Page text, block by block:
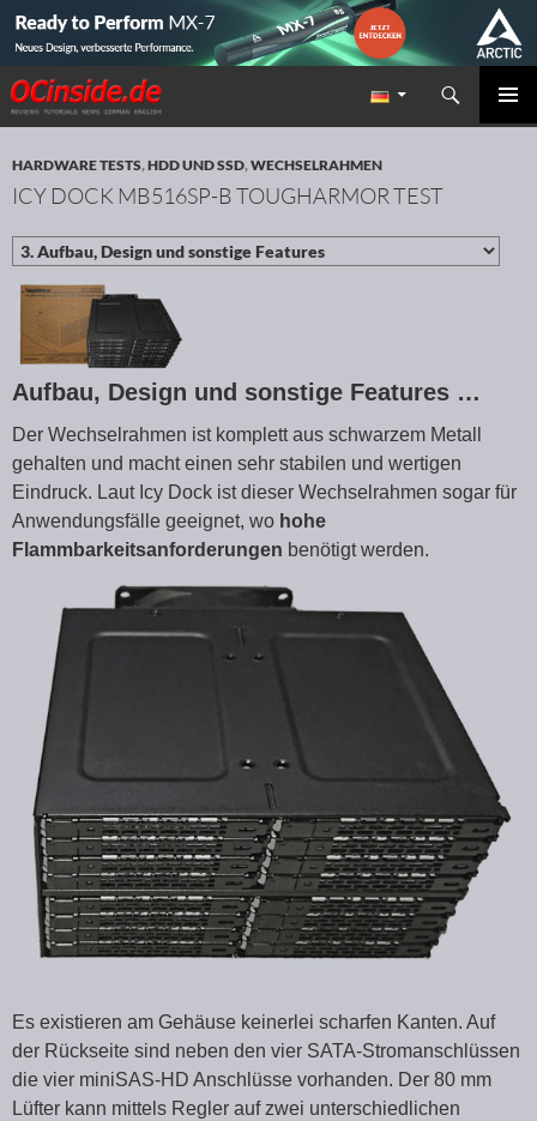
Redaktion ocinside.de PC Hardware Portal
Suchen
ZUM INHALT SPRINGEN
HARDWARE TESTS,HDD UND SSD,WECHSELRAHMEN
ICY DOCK MB516SP-B TOUGHARMOR TEST
Aufbau, Design und sonstige Features …
Der Wechselrahmen ist komplett aus schwarzem Metall
gehalten und macht einen sehr stabilen und wertigen
Eindruck. Laut Icy Dock ist dieser Wechselrahmen sogar für
Anwendungsfälle geeignet, wo hohe
Flammbarkeitsanforderungen benötigt werden.
Es existieren am Gehäuse keinerlei scharfen Kanten. Auf
der Rückseite sind neben den vier SATA-Stromanschlüssen
die vier miniSAS-HD Anschlüsse vorhanden. Der 80 mm
Lüfter kann mittels Regler auf zwei unterschiedlichen